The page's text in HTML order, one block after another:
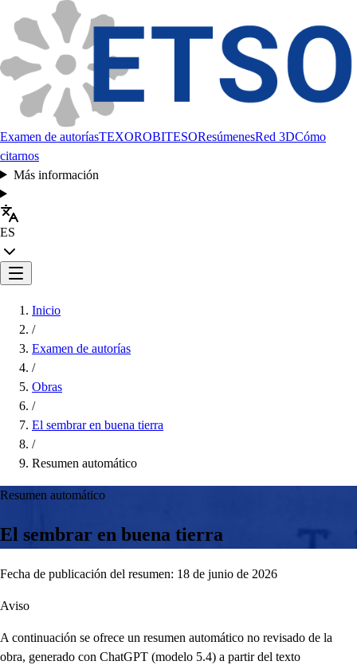
Examen de autoríasTEXOROBITESOResúmenesRed 3DCómo
citarnos
Más información
ES
Inicio
/
Examen de autorías
/
Obras
/
El sembrar en buena tierra
/
Resumen automático
Resumen automático
El sembrar en buena tierra
Fecha de publicación del resumen: 18 de junio de 2026
Aviso
A continuación se ofrece un resumen automático no revisado de la
obra, generado con ChatGPT (modelo 5.4) a partir del texto